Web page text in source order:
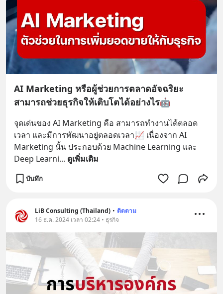
AI Marketing หรือผู้ช่วยการตลาดอัจฉริยะ
สามารถช่วยธุรกิจให้เติบโตได้อย่างไร🤖
จุดเด่นของ AI Marketing คือ สามารถทำงานได้ตลอด
เวลา และมีการพัฒนาอยู่ตลอดเวลา📈 เนื่องจาก AI
Marketing นั้น ประกอบด้วย Machine Learning และ
Deep Learni... ดูเพิ่มเติม
บันทึก
LiB Consulting (Thailand) • ติดตาม
16 ธ.ค. 2024 เวลา 02:24 • ธุรกิจ